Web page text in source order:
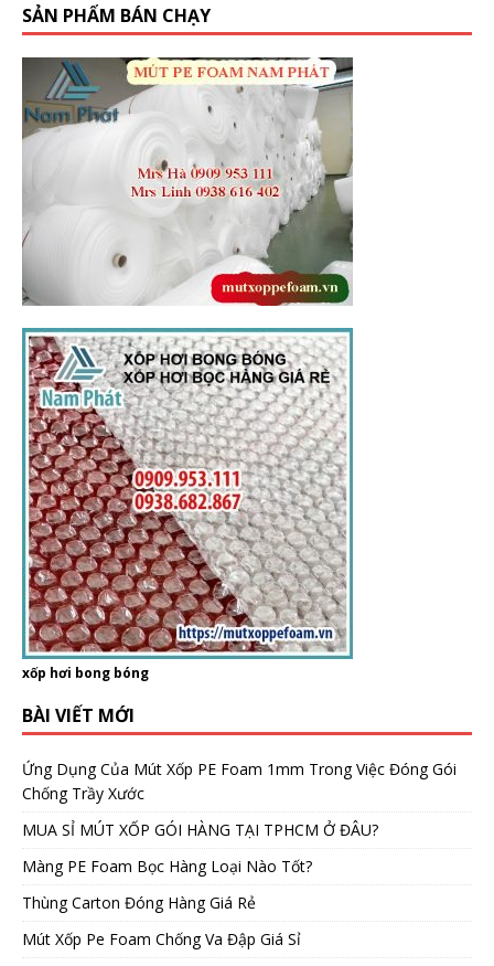
SẢN PHẨM BÁN CHẠY
xốp hơi bong bóng
BÀI VIẾT MỚI
Ứng Dụng Của Mút Xốp PE Foam 1mm Trong Việc Đóng Gói
Chống Trầy Xước
MUA SỈ MÚT XỐP GÓI HÀNG TẠI TPHCM Ở ĐÂU?
Màng PE Foam Bọc Hàng Loại Nào Tốt?
Thùng Carton Đóng Hàng Giá Rẻ
Mút Xốp Pe Foam Chống Va Đập Giá Sỉ